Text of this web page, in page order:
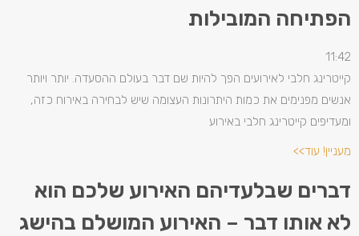
הפתיחה המובילות
11:42
קייטרינג חלבי לאירועים הפך להיות שם דבר בעולם ההסעדה. יותר ויותר
אנשים מפנימים את כמות היתרונות העצומה שיש לבחירה באירוח כזה,
ומעדיפים קייטרינג חלבי באירוע
מעניין! עוד>>
דברים שבלעדיהם האירוע שלכם הוא
לא אותו דבר – האירוע המושלם בהישג